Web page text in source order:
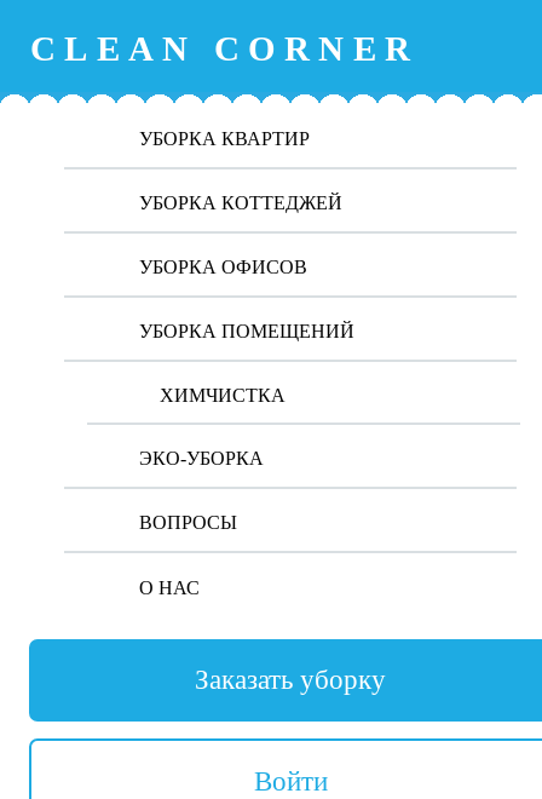
ЗАКАЗАТЬ УБОРКУ
CLEAN CORNER
УБОРКА КВАРТИР
УБОРКА КОТТЕДЖЕЙ
УБОРКА ОФИСОВ
УБОРКА ПОМЕЩЕНИЙ
ХИМЧИСТКА
ЭКО-УБОРКА
ВОПРОСЫ
О НАС
Заказать уборку
Войти
УБОРКА ОФИСА
ОФИСА
РЕМОНТА
Эко уборка офиса